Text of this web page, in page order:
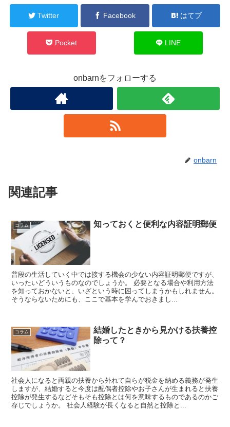
Twitter Facebook はてブ
Pocket LINE
onbarnをフォローする
onbarn
関連記事
コラム 知っておくと便利な内容証明郵便
普段の生活していく中では接する機会の少ない内容証明郵便ですが、
いったいどういうものなのでしょうか。 必要となる場合や利用方法
を知っておかないと、いざという時に困ってしまうかもしれません。
そうならないためにも、ここで基本を学んでおきまし...
コラム
結婚したときから見かける扶養控
除って？
社会人になると両親の扶養から外れて自らが税金を納める義務が発生
しますが、結婚すると今度は配偶者控除やお子さんが生まれると扶養
控除が発生するなどそもそも控除とは何を意味するものであるのかご
存じでしょうか。 社会人経験が長くなると自然と控除と...